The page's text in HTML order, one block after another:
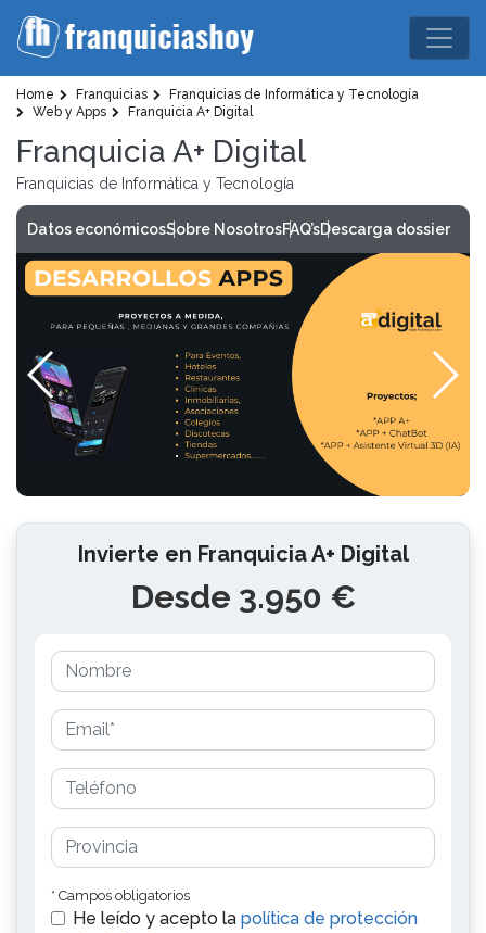
Home Franquicias
Franquicias de Informática y Tecnología
Web y Apps
Franquicia A+ Digital
Franquicia A+ Digital
Franquicias de Informática y Tecnología
Datos económicosSobre NosotrosFAQ’sDescarga dossier
Invierte en Franquicia A+ Digital
Desde 3.950 €
* Campos obligatorios
He leído y acepto la política de protección